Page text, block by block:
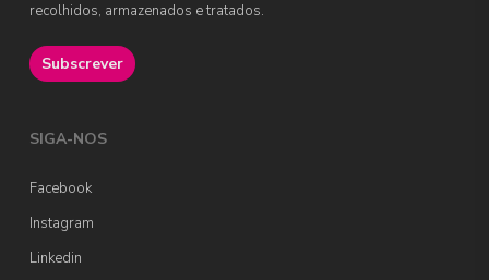
recolhidos, armazenados e tratados.
SIGA-NOS
Facebook
Instagram
Linkedin